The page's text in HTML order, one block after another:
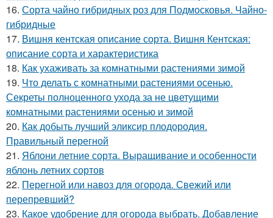
16. Сорта чайно гибридных роз для Подмосковья. Чайно-
гибридные
17. Вишня кентская описание сорта. Вишня Кентская:
описание сорта и характеристика
18. Как ухаживать за комнатными растениями зимой
19. Что делать с комнатными растениями осенью.
Секреты полноценного ухода за не цветущими
комнатными растениями осенью и зимой
20. Как добыть лучший эликсир плодородия.
Правильный перегной
21. Яблони летние сорта. Выращивание и особенности
яблонь летних сортов
22. Перегной или навоз для огорода. Свежий или
перепревший?
23. Какое удобрение для огорода выбрать. Добавление